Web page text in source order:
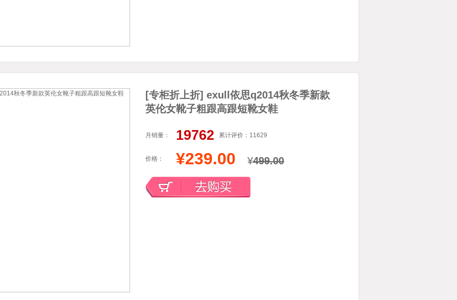
[专柜折上折] exull依思q2014秋冬季新款
英伦女靴子粗跟高跟短靴女鞋
月销量： 19762 累计评价： 11629
价格： ¥239.00 ¥499.00